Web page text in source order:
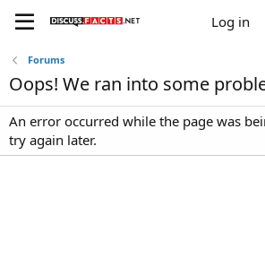
Log in
Forums
Oops! We ran into some
An error occurred while the page was
try again later.